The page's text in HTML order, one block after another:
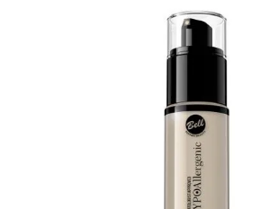
Månedens bestselgere